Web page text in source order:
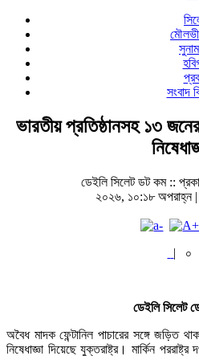
সংবাদ
ভারতীয় প্রতিষ্ঠানসহ ১৩
ডেইলি সিলেট ডট কম ::
২০২৬, ১০:১৮ অপরাহ্ন
| ০
ডেইলি সিলেট
অবৈধ মাদক ফেন্টানিল পাচারের সঙ্গে জড়িত
নিষেধাজ্ঞা দিয়েছে যুক্তরাষ্ট্র। মার্কিন